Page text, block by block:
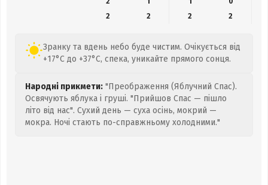
2
2 2 2
Зранку та вдень небо буде чистим. Очікується від
+17°C до +37°C, спека, уникайте прямого сонця.
Народні прикмети: "Преображення (Яблучний Спас).
Освячують яблука і груші. "Прийшов Спас — пішло
літо від нас". Сухий день — суха осінь, мокрий —
мокра. Ночі стають по-справжньому холодними."